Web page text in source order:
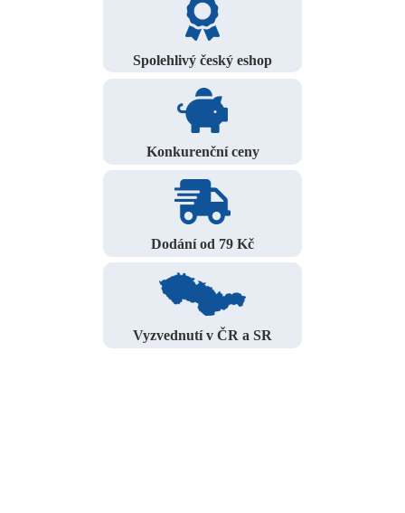
Spolehlivý český eshop
Konkurenční ceny
Dodání od 79 Kč
Vyzvednutí v ČR a SR